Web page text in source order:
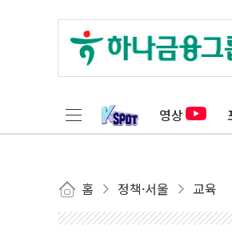
영상
홈 정책·서울 교육